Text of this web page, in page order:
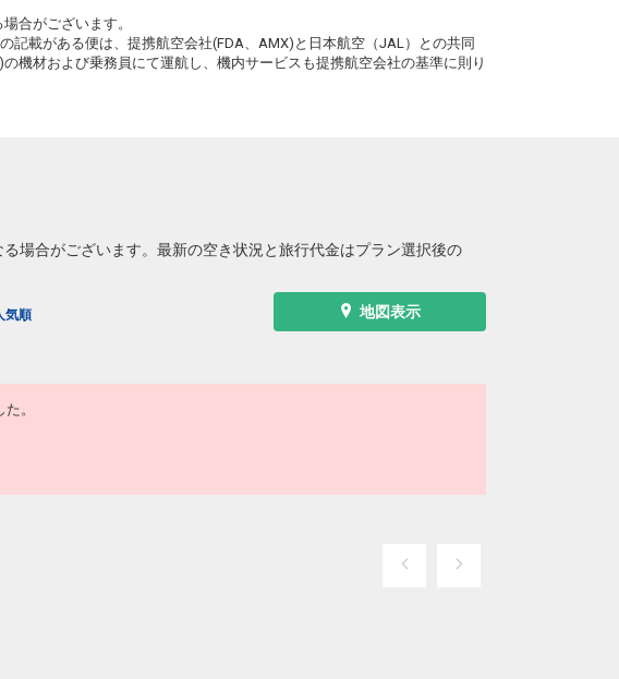
合がございます。
記載がある便は、提携航空会社(FDA、AMX)と日本航空（JAL）との共同
機材および乗務員にて運航し、機内サービスも提携航空会社の基準に則り
場合がございます。最新の空き状況と旅行代金はプラン選択後の
地図表示
気順
。